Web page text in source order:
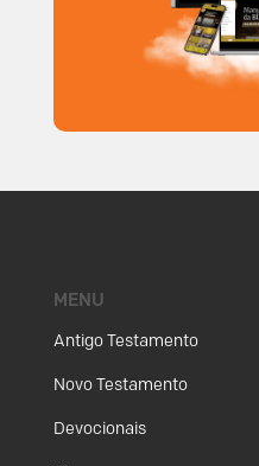
MENU
Antigo Testamento
Novo Testamento
Devocionais